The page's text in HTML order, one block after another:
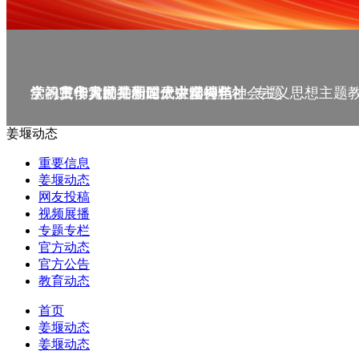
庆祝中华人民共和国成立75周年
学习贯彻党的二十届三中全会精神_专题
党的二十大精神理论大讲堂--理论
学习宣传贯彻党的二十大精神
学习贯彻习近平新时代中国特色社会主义思想主题
姜堰动态
重要信息
姜堰动态
网友投稿
视频展播
专题专栏
官方动态
官方公告
教育动态
首页
姜堰动态
姜堰动态